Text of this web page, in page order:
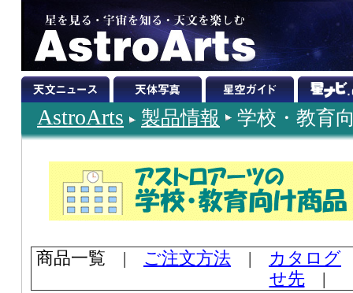
AstroArts 製品情報 学校・教育
商品一覧 | ご注文方法 | カタログ
せ先|